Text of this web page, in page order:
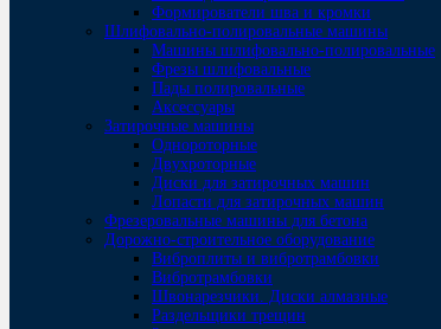
Формирователи шва и кромки
Шлифовально-полировальные машины
Машины шлифовально-полировальные
Фрезы шлифовальные
Пады полировальные
Аксессуары
Затирочные машины
Однороторные
Двухроторные
Диски для затирочных машин
Лопасти для затирочных машин
Фрезеровальные машины для бетона
Дорожно-строительное оборудование
Виброплиты и вибротрамбовки
Вибротрамбовки
Швонарезчики. Диски алмазные
Раздельщики трещин